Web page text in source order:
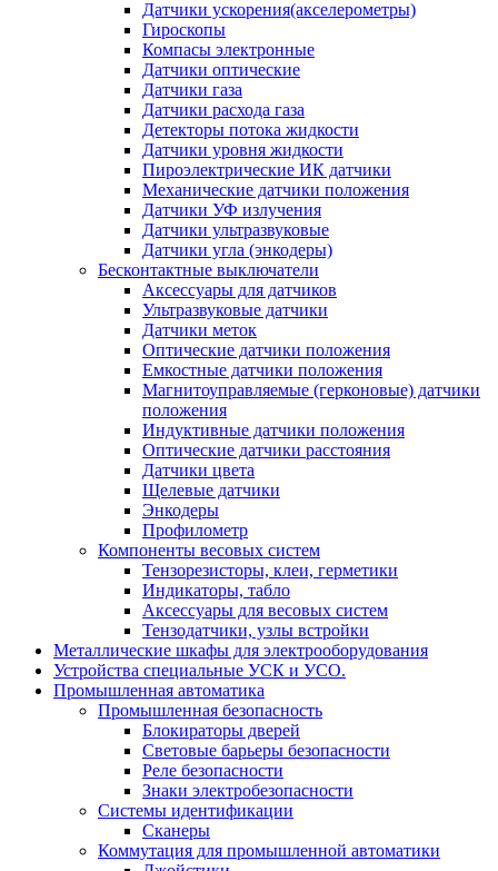
Датчики ускорения(акселерометры)
Гироскопы
Компасы электронные
Датчики оптические
Датчики газа
Датчики расхода газа
Детекторы потока жидкости
Датчики уровня жидкости
Пироэлектрические ИК датчики
Механические датчики положения
Датчики УФ излучения
Датчики ультразвуковые
Датчики угла (энкодеры)
Бесконтактные выключатели
Аксессуары для датчиков
Ультразвуковые датчики
Датчики меток
Оптические датчики положения
Емкостные датчики положения
Магнитоуправляемые (герконовые) датчики
положения
Индуктивные датчики положения
Оптические датчики расстояния
Датчики цвета
Щелевые датчики
Энкодеры
Профилометр
Компоненты весовых систем
Тензорезисторы, клеи, герметики
Индикаторы, табло
Аксессуары для весовых систем
Тензодатчики, узлы встройки
Металлические шкафы для электрооборудования
Устройства специальные УСК и УСО.
Промышленная автоматика
Промышленная безопасность
Блокираторы дверей
Световые барьеры безопасности
Реле безопасности
Знаки электробезопасности
Системы идентификации
Сканеры
Коммутация для промышленной автоматики